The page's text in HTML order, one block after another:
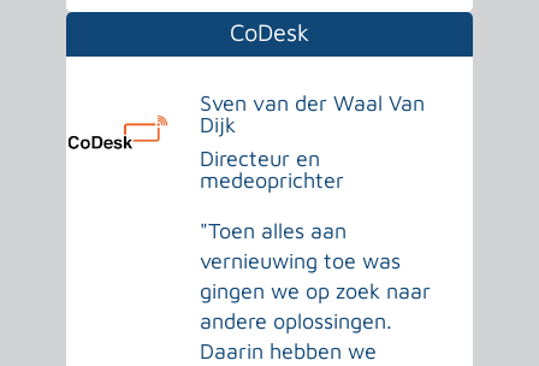
CoDesk
Sven van der Waal Van
Dijk
Directeur en
medeoprichter
"Toen alles aan
vernieuwing toe was
gingen we op zoek naar
andere oplossingen.
Daarin hebben we